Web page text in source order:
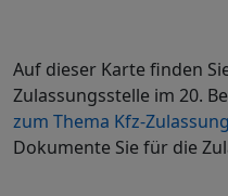
Auf dieser Karte finden
Zulassungsstelle im 20.
zum Thema Kfz-Zulassung
Dokumente Sie für die